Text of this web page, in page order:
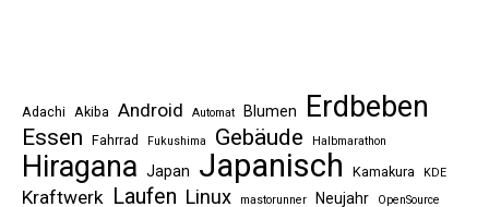
Adachi Akiba Android Automat Blumen Erdbeben
Essen Fahrrad Fukushima Gebäude Halbmarathon
Hiragana Japan Japanisch Kamakura KDE
Kraftwerk Laufen Linux mastorunner Neujahr
OpenSource